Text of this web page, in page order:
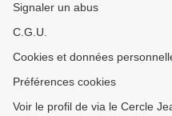
Signaler un abus
C.G.U.
Cookies et données
Préférences cookies
Voir le profil de via le Cercle